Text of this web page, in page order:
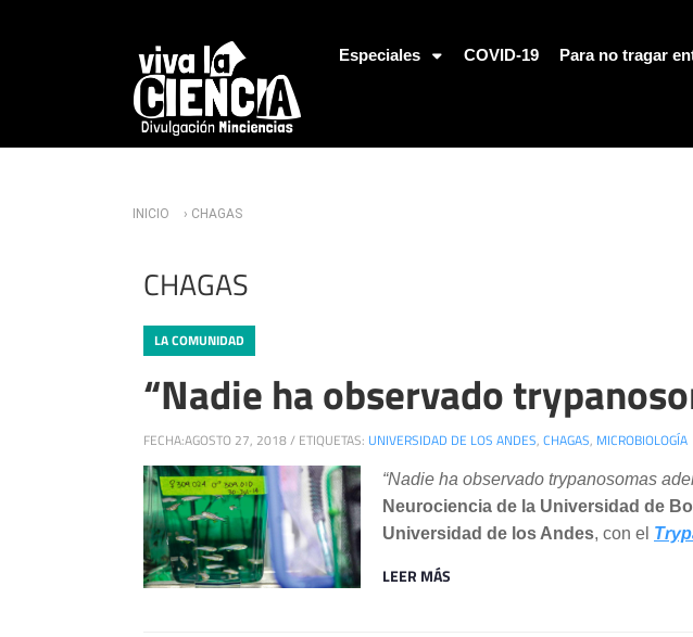
Especiales COVID-19 Para no tragar
Usted está aquí
INICIO › CHAGAS
CHAGAS
LA COMUNIDAD
“Nadie ha observado
FECHA:AGOSTO 27, 2018/ ETIQUETAS: UNIVERSIDAD DE LOS ANDES, CHAGAS, MICROBIOLOGÍA
“Nadie ha observado trypanosomas
Neurociencia de la Universidad de
Universidad de los Andes, con el
LEER MÁS